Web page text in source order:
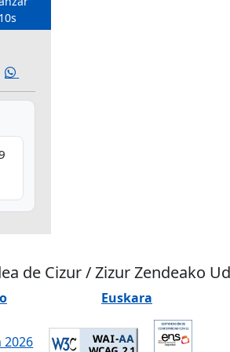
10s
de Cizur / Zizur Zendeako
Euskara